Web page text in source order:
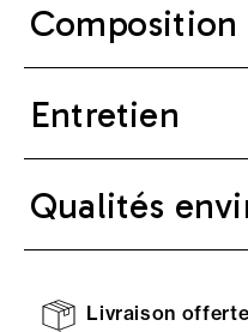
Composition
Entretien
Qualités
Livraison